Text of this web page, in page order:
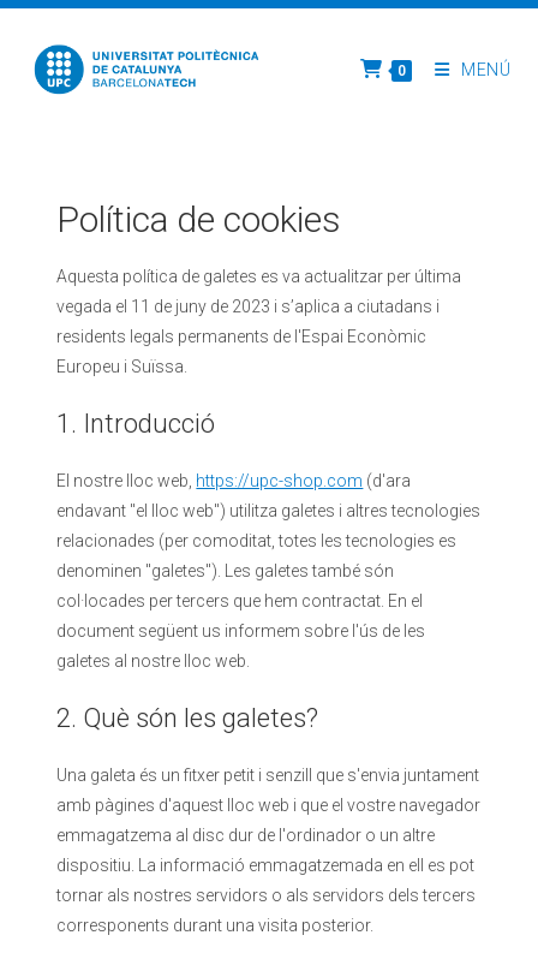
0 MENÚ
Política de cookies
Aquesta política de galetes es va actualitzar per última
vegada el 11 de juny de 2023 i s’aplica a ciutadans i
residents legals permanents de l'Espai Econòmic
Europeu i Suïssa.
1. Introducció
El nostre lloc web, https://upc-shop.com (d'ara
endavant "el lloc web") utilitza galetes i altres tecnologies
relacionades (per comoditat, totes les tecnologies es
denominen "galetes"). Les galetes també són
col·locades per tercers que hem contractat. En el
document següent us informem sobre l'ús de les
galetes al nostre lloc web.
2. Què són les galetes?
Una galeta és un fitxer petit i senzill que s'envia juntament
amb pàgines d'aquest lloc web i que el vostre navegador
emmagatzema al disc dur de l'ordinador o un altre
dispositiu. La informació emmagatzemada en ell es pot
tornar als nostres servidors o als servidors dels tercers
corresponents durant una visita posterior.